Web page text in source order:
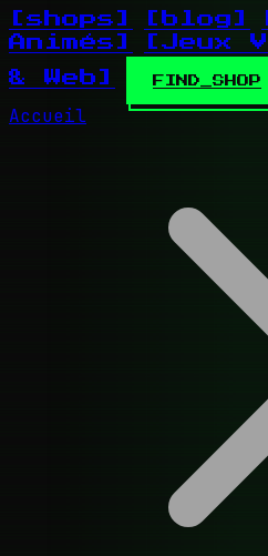
[shops] [blog]
Animés]
[Jeux
& Web]
FIND_SHOP
Accueil